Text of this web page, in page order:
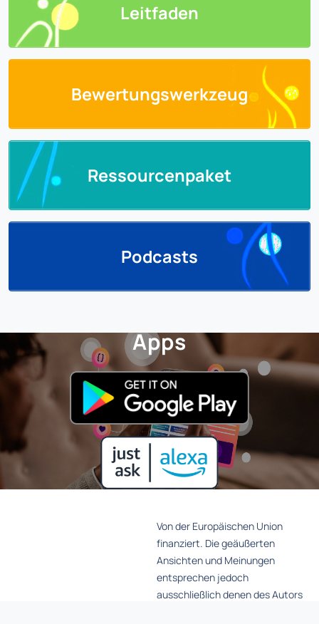
Leitfaden
Bewertungswerkzeug
Ressourcenpaket
Podcasts
Apps
Von der Europäischen Union
finanziert. Die geäußerten
Ansichten und Meinungen
entsprechen jedoch
ausschließlich denen des Autors